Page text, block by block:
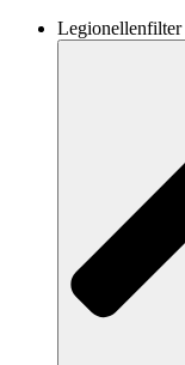
Legionellenfilter